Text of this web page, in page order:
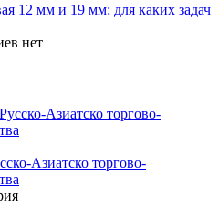
12 мм и 19 мм: для каких задач
нет
Азиатско торгово-